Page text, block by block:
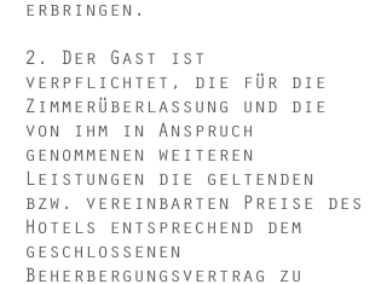
erbringen.
2. Der Gast ist
verpflichtet, die für die
Zimmerüberlassung und die
von ihm in Anspruch
genommenen weiteren
Leistungen die geltenden
bzw. vereinbarten Preise des
Hotels entsprechend dem
geschlossenen
Beherbergungsvertrag zu